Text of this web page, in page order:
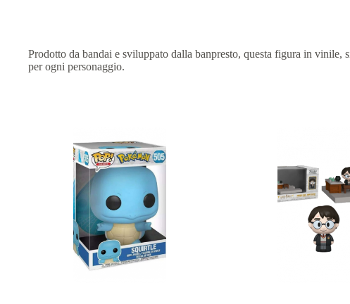
Prodotto da bandai e sviluppato dalla banpresto, questa figura in
per ogni personaggio.